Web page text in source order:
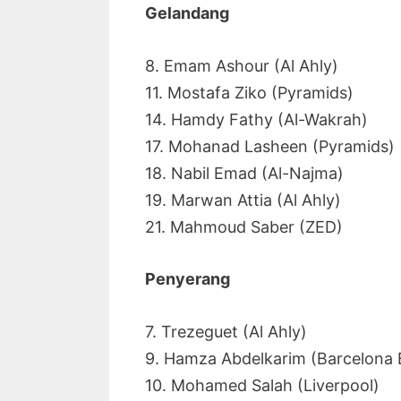
Gelandang
8. Emam Ashour (Al Ahly)
11. Mostafa Ziko (Pyramids)
14. Hamdy Fathy (Al-Wakrah)
17. Mohanad Lasheen (Pyramids)
18. Nabil Emad (Al-Najma)
19. Marwan Attia (Al Ahly)
21. Mahmoud Saber (ZED)
Penyerang
7. Trezeguet (Al Ahly)
9. Hamza Abdelkarim (Barcelona
10. Mohamed Salah (Liverpool)